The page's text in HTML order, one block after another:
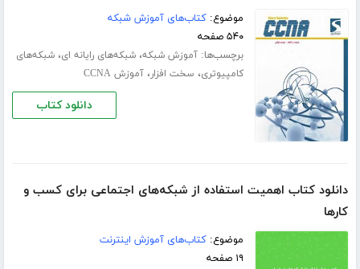
موضوع:کتاب‌های آموزش شبکه
۵۴۰ صفحه
برچسب‌ها:آموزش شبکه،شبکه‌های رایانه‌ ای،شبکه‌های
کامپیوتری، سخت افزار،آموزش CCNA
دانلود کتاب
دانلود کتاب اهمیت استفاده از شبکه‌های اجتماعی برای کسب و
کارها
موضوع:کتاب‌های آموزش اینترنت
۱۹ صفحه